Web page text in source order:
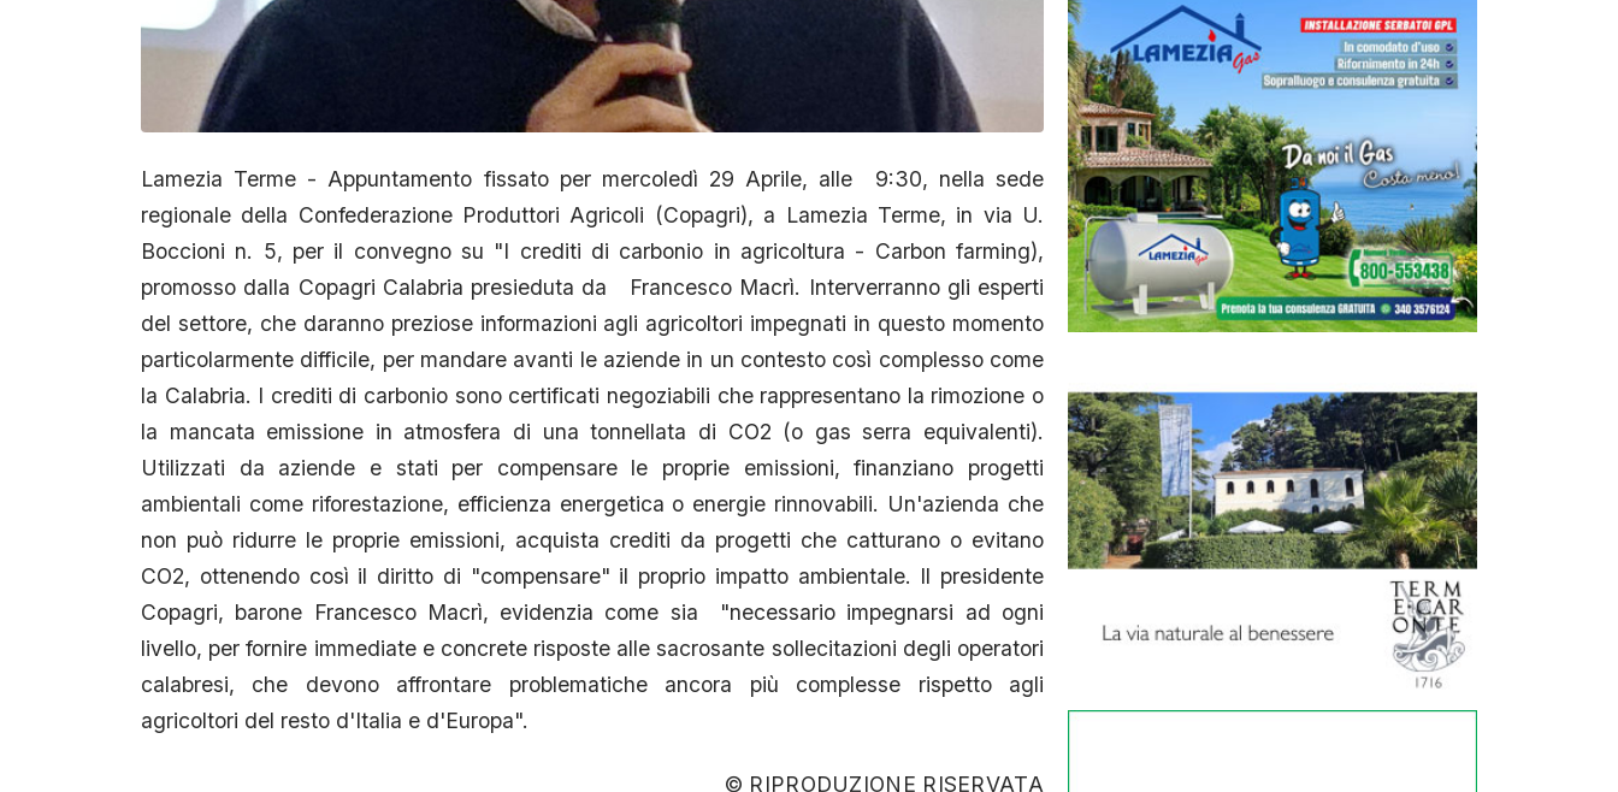
Lamezia Terme - Appuntamento fissato per mercoledì 29 Aprile, alle 9:30, nella sede
regionale della Confederazione Produttori Agricoli (Copagri), a Lamezia Terme, in via U.
Boccioni n. 5, per il convegno su "I crediti di carbonio in agricoltura - Carbon farming),
promosso dalla Copagri Calabria presieduta da Francesco Macrì. Interverranno gli esperti
del settore, che daranno preziose informazioni agli agricoltori impegnati in questo momento
particolarmente difficile, per mandare avanti le aziende in un contesto così complesso come
la Calabria. I crediti di carbonio sono certificati negoziabili che rappresentano la rimozione o
la mancata emissione in atmosfera di una tonnellata di CO2 (o gas serra equivalenti).
Utilizzati da aziende e stati per compensare le proprie emissioni, finanziano progetti
ambientali come riforestazione, efficienza energetica o energie rinnovabili. Un'azienda che
non può ridurre le proprie emissioni, acquista crediti da progetti che catturano o evitano
CO2, ottenendo così il diritto di "compensare" il proprio impatto ambientale. Il presidente
Copagri, barone Francesco Macrì, evidenzia come sia "necessario impegnarsi ad ogni
livello, per fornire immediate e concrete risposte alle sacrosante sollecitazioni degli operatori
calabresi, che devono affrontare problematiche ancora più complesse rispetto agli
agricoltori del resto d'Italia e d'Europa".
© RIPRODUZIONE RISERVATA